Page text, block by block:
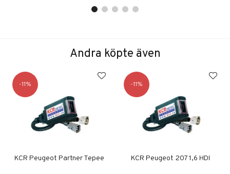
Andra köpte även
11
KCR Peugeot Partner Tepee
11
KCR Peugeot 207 1,6 HDI